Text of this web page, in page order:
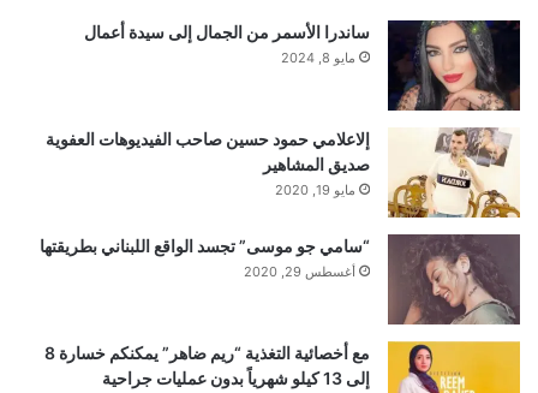
ساندرا الأسمر من الجمال إلى سيدة أعمال
مايو 8, 2024
إلاعلامي حمود حسين صاحب الفيديوهات العفوية
صديق المشاهير
مايو 19, 2020
“سامي جو موسى” تجسد الواقع اللبناني بطريقتها
أغسطس 29, 2020
مع أخصائية التغذية “ريم ضاهر” يمكنكم خسارة 8
إلى 13 كيلو شهرياً بدون عمليات جراحية